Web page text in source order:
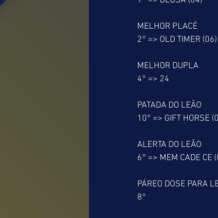
MELHOR PLACÉ
2° => OLD TIMER (06)
MELHOR DUPLA
4° => 24
PATADA DO LEÃO
10° => GIFT HORSE
ALERTA DO LEÃO
6° => MEM CADE CE
PÁREO DOSE PARA
8°